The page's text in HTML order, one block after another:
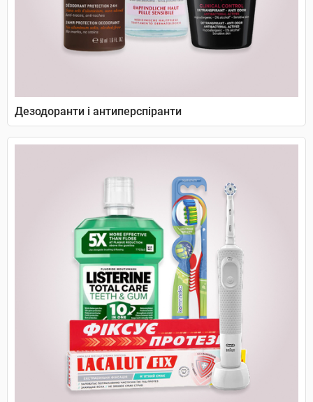
Дезодоранти і антиперспіранти